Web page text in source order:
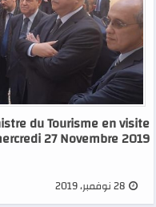
du Tourisme en visite
27 Novembre 2019
28 نوفمبر، 2019